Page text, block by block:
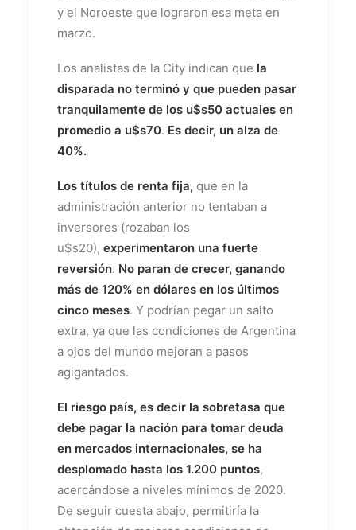
y el Noroeste que lograron esa meta en
marzo.
Los analistas de la City indican que la
disparada no terminó y que pueden pasar
tranquilamente de los u$s50 actuales en
promedio a u$s70. Es decir, un alza de
40%.
Los títulos de renta fija, que en la
administración anterior no tentaban a
inversores (rozaban los
u$s20), experimentaron una fuerte
reversión. No paran de crecer, ganando
más de 120% en dólares en los últimos
cinco meses. Y podrían pegar un salto
extra, ya que las condiciones de Argentina
a ojos del mundo mejoran a pasos
agigantados.
El riesgo país, es decir la sobretasa que
debe pagar la nación para tomar deuda
en mercados internacionales, se ha
desplomado hasta los 1.200 puntos,
acercándose a niveles mínimos de 2020.
De seguir cuesta abajo, permitiría la